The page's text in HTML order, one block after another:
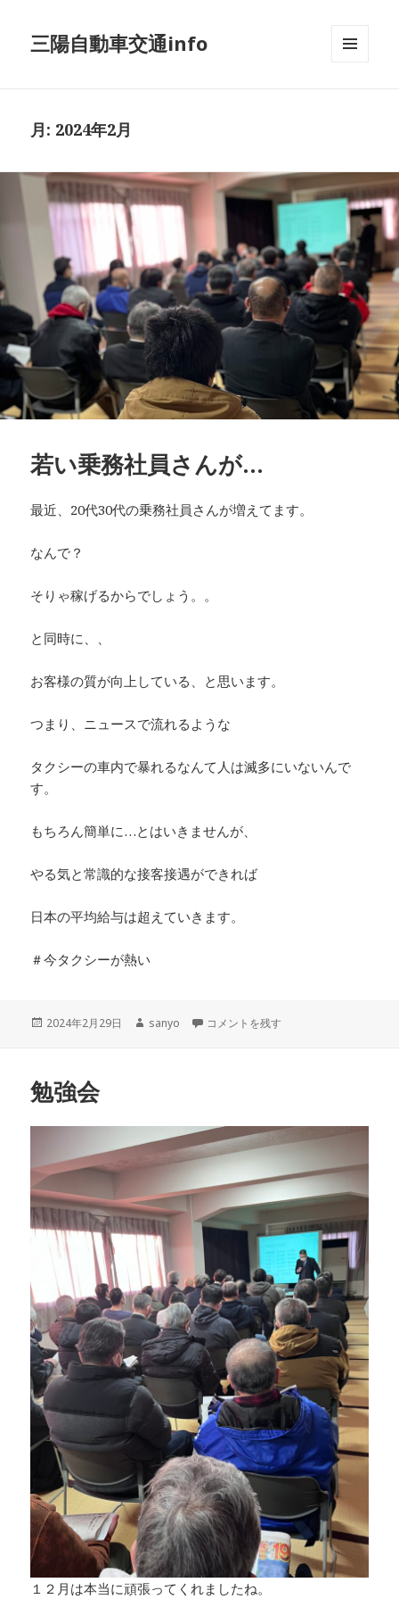
三陽自動車交通info
月: 2024年2月
若い乗務社員さんが…
最近、20代30代の乗務社員さんが増えてます。
なんで？
そりゃ稼げるからでしょう。。
と同時に、、
お客様の質が向上している、と思います。
つまり、ニュースで流れるような
タクシーの車内で暴れるなんて人は滅多にいないんで
す。
もちろん簡単に…とはいきませんが、
やる気と常識的な接客接遇ができれば
日本の平均給与は超えていきます。
＃今タクシーが熱い
投
2024年2月29日
作
sanyo 若い乗務社員さんが… に
コメントを残す
勉強会
１２月は本当に頑張ってくれましたね。